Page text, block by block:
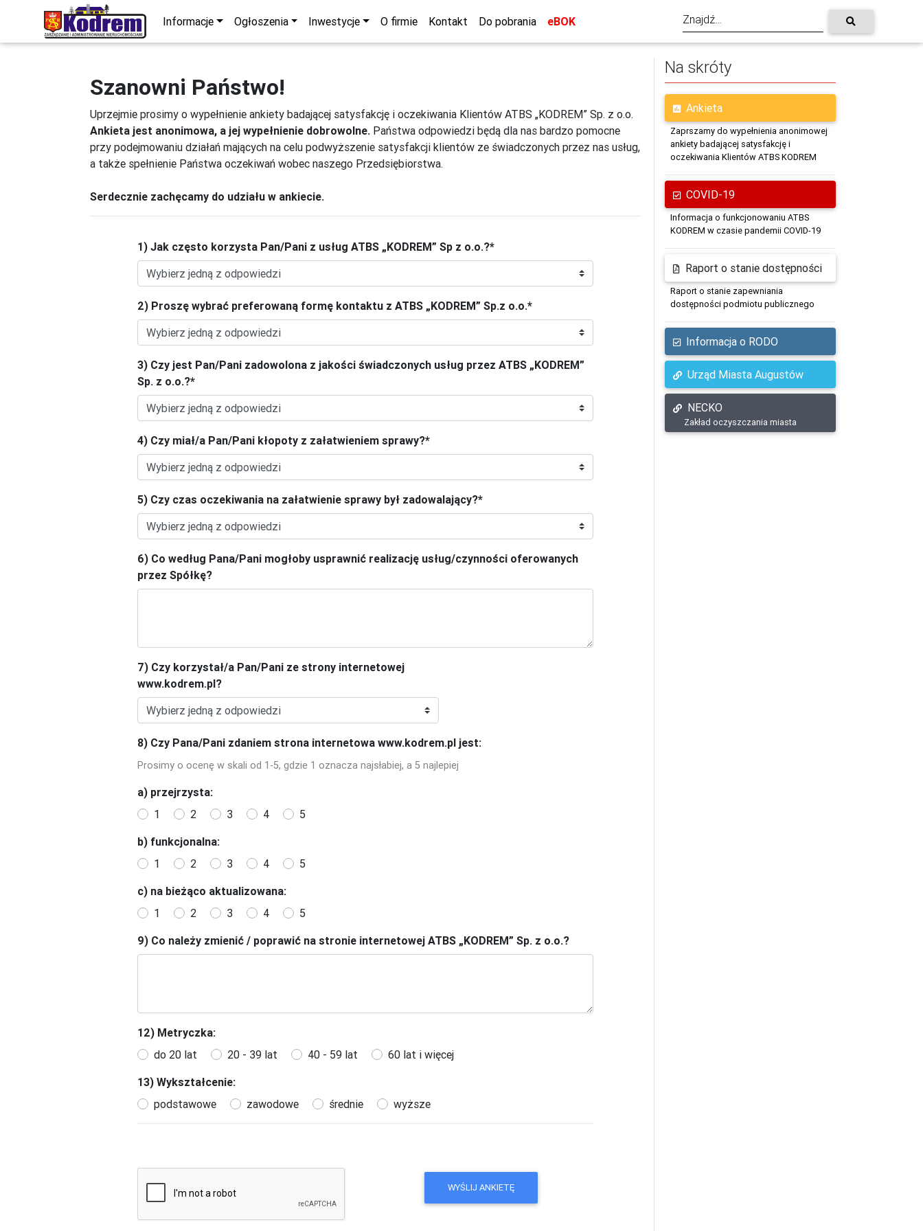
Informacje Ogłoszenia Inwestycje O firmie Kontakt Do pobrania eBOK
Szanowni Państwo!
Uprzejmie prosimy o wypełnienie ankiety badającej satysfakcję i oczekiwania Klientów ATBS „KODREM” Sp. z o.o.
Ankieta jest anonimowa, a jej wypełnienie dobrowolne. Państwa odpowiedzi będą dla nas bardzo pomocne
przy podejmowaniu działań mających na celu podwyższenie satysfakcji klientów ze świadczonych przez nas usług,
a także spełnienie Państwa oczekiwań wobec naszego Przedsiębiorstwa.
Serdecznie zachęcamy do udziału w ankiecie.
1) Jak często korzysta Pan/Pani z usług ATBS „KODREM” Sp z o.o.?*
2) Proszę wybrać preferowaną formę kontaktu z ATBS „KODREM” Sp.z o.o.*
3) Czy jest Pan/Pani zadowolona z jakości świadczonych usług przez ATBS „KODREM”
Sp. z o.o.?*
4) Czy miał/a Pan/Pani kłopoty z załatwieniem sprawy?*
5) Czy czas oczekiwania na załatwienie sprawy był zadowalający?*
6) Co według Pana/Pani mogłoby usprawnić realizację usług/czynności oferowanych
przez Spółkę?
7) Czy korzystał/a Pan/Pani ze strony internetowej
www.kodrem.pl?
8) Czy Pana/Pani zdaniem strona internetowa www.kodrem.pl jest:
Prosimy o ocenę w skali od 1-5, gdzie 1 oznacza najsłabiej, a 5 najlepiej
a) przejrzysta:
1
2 3 4
5
b) funkcjonalna:
1
2 3 4
5
c) na bieżąco aktualizowana:
1
2 3 4
5
9) Co należy zmienić / poprawić na stronie internetowej ATBS „KODREM” Sp. z o.o.?
12) Metryczka:
do 20 lat
20 - 39 lat 40 - 59 lat
60 lat i więcej
13) Wykształcenie:
podstawowe
zawodowe średnie wyższe
Na skróty
Ankieta
Zaprszamy do wypełnienia anonimowej
ankiety badającej satysfakcję i
oczekiwania Klientów ATBS KODREM
COVID-19
Informacja o funkcjonowaniu ATBS
KODREM w czasie pandemii COVID-19
Raport o stanie dostępności
Raport o stanie zapewniania
dostępności podmiotu publicznego
Informacja o RODO
Urząd Miasta Augustów
NECKO
Zakład oczyszczania miasta